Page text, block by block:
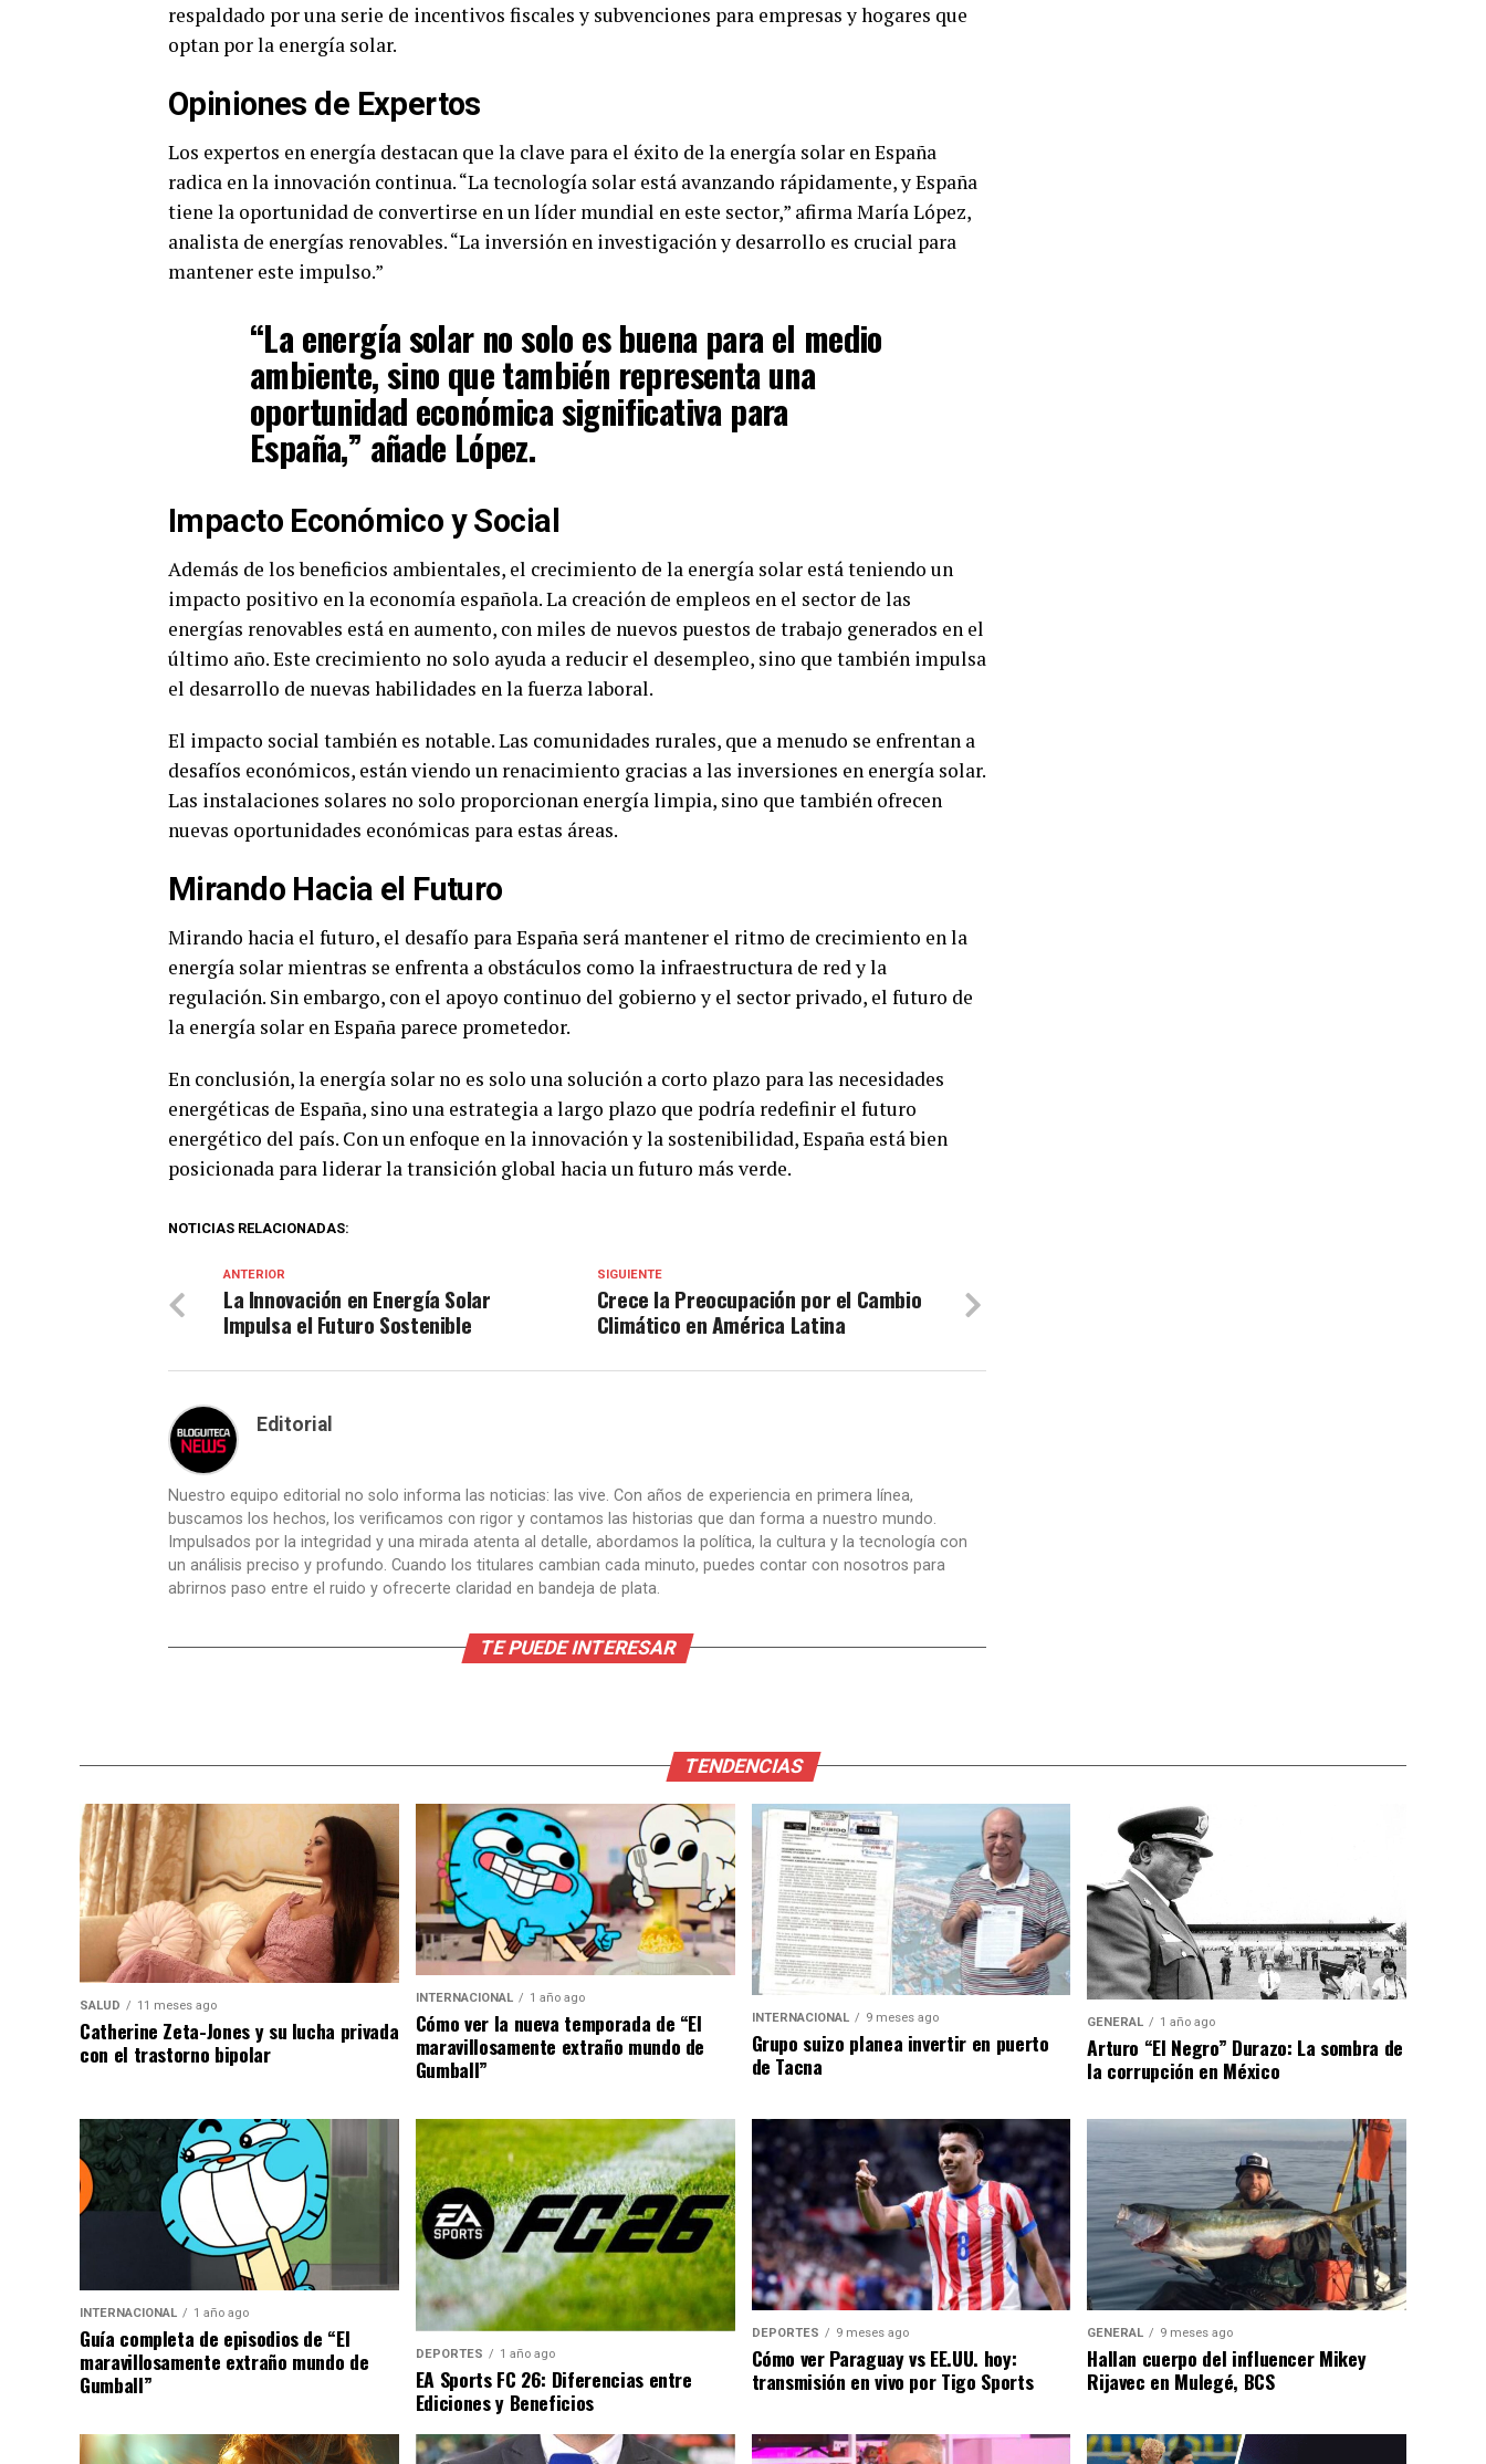
respaldado por una serie de incentivos fiscales y subvenciones para empresas y hogares que
optan por la energía solar.
Opiniones de Expertos
Los expertos en energía destacan que la clave para el éxito de la energía solar en España
radica en la innovación continua. “La tecnología solar está avanzando rápidamente, y España
tiene la oportunidad de convertirse en un líder mundial en este sector,” afirma María López,
analista de energías renovables. “La inversión en investigación y desarrollo es crucial para
mantener este impulso.”
“La energía solar no solo es buena para el medio
ambiente, sino que también representa una
oportunidad económica significativa para
España,” añade López.
Impacto Económico y Social
Además de los beneficios ambientales, el crecimiento de la energía solar está teniendo un
impacto positivo en la economía española. La creación de empleos en el sector de las
energías renovables está en aumento, con miles de nuevos puestos de trabajo generados en el
último año. Este crecimiento no solo ayuda a reducir el desempleo, sino que también impulsa
el desarrollo de nuevas habilidades en la fuerza laboral.
El impacto social también es notable. Las comunidades rurales, que a menudo se enfrentan a
desafíos económicos, están viendo un renacimiento gracias a las inversiones en energía solar.
Las instalaciones solares no solo proporcionan energía limpia, sino que también ofrecen
nuevas oportunidades económicas para estas áreas.
Mirando Hacia el Futuro
Mirando hacia el futuro, el desafío para España será mantener el ritmo de crecimiento en la
energía solar mientras se enfrenta a obstáculos como la infraestructura de red y la
regulación. Sin embargo, con el apoyo continuo del gobierno y el sector privado, el futuro de
la energía solar en España parece prometedor.
En conclusión, la energía solar no es solo una solución a corto plazo para las necesidades
energéticas de España, sino una estrategia a largo plazo que podría redefinir el futuro
energético del país. Con un enfoque en la innovación y la sostenibilidad, España está bien
posicionada para liderar la transición global hacia un futuro más verde.
NOTICIAS RELACIONADAS:
SIGUIENTE
Crece la Preocupación por el Cambio
Climático en América Latina
ANTERIOR
La Innovación en Energía Solar
Impulsa el Futuro Sostenible
Editorial
Nuestro equipo editorial no solo informa las noticias: las vive. Con años de experiencia en primera línea,
buscamos los hechos, los verificamos con rigor y contamos las historias que dan forma a nuestro mundo.
Impulsados por la integridad y una mirada atenta al detalle, abordamos la política, la cultura y la tecnología con
un análisis preciso y profundo. Cuando los titulares cambian cada minuto, puedes contar con nosotros para
abrirnos paso entre el ruido y ofrecerte claridad en bandeja de plata.
TE PUEDE INTERESAR
TENDENCIAS
SALUD 11 meses ago
Catherine Zeta-Jones y su lucha privada
con el trastorno bipolar
INTERNACIONAL 1 año ago
Cómo ver la nueva temporada de “El
maravillosamente extraño mundo de
Gumball”
INTERNACIONAL 9 meses ago
Grupo suizo planea invertir en puerto
de Tacna
GENERAL 1 año ago
Arturo “El Negro” Durazo: La sombra de
la corrupción en México
INTERNACIONAL 1 año ago
Guía completa de episodios de “El
maravillosamente extraño mundo de
Gumball”
DEPORTES 1 año ago
EA Sports FC 26: Diferencias entre
Ediciones y Beneficios
DEPORTES 9 meses ago
Cómo ver Paraguay vs EE.UU. hoy:
transmisión en vivo por Tigo Sports
GENERAL 9 meses ago
Hallan cuerpo del influencer Mikey
Rijavec en Mulegé, BCS